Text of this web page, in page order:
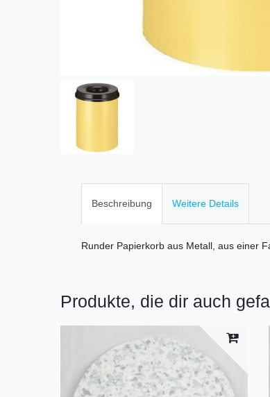
Beschreibung Weitere Details
Runder Papierkorb aus Metall, aus einer
Produkte, die dir auch